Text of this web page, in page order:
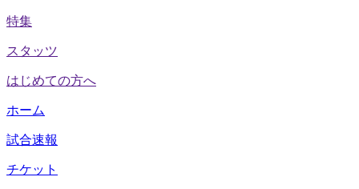
特集
スタッツ
はじめての方へ
ホーム
試合速報
チケット